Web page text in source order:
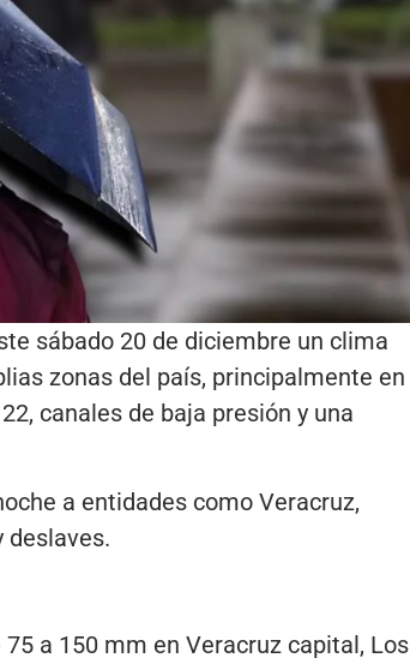
sábado 20 de diciembre un clima
zonas del país, principalmente en
canales de baja presión y una
a entidades como Veracruz,
deslaves.
a 150 mm en Veracruz capital, Los